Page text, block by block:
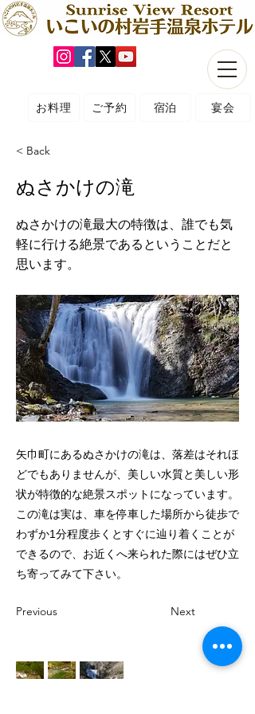
ご予約
お料理 宿泊 宴会
< Back
ぬさかけの滝
ぬさかけの滝最大の特徴は、誰でも気
軽に行ける絶景であるということだと
思います。
矢巾町にあるぬさかけの滝は、落差はそれほ
どでもありませんが、美しい水質と美しい形
状が特徴的な絶景スポットになっています。
この滝は実は、車を停車した場所から徒歩で
わずか1分程度歩くとすぐに辿り着くことが
できるので、お近くへ来られた際にはぜひ立
ち寄ってみて下さい。
Previous Next